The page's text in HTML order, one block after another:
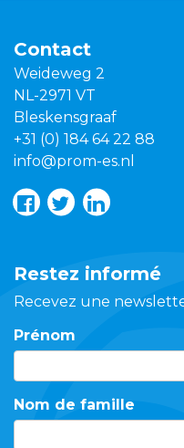
Contact
Weideweg 2
NL-2971 VT
Bleskensgraaf
+31 (0) 184 64 22 88
info@prom-es.nl
Restez informé
Recevez une
Prénom
Nom de famille